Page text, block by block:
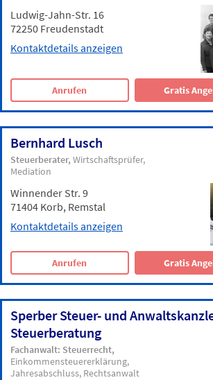
Ludwig-Jahn-Str. 16
72250 Freudenstadt
Kontaktdetails anzeigen
Anrufen Gratis
Bernhard Lusch
Steuerberater Wirtschaftsprüfer
Mediation
Winnender Str. 9
71404 Korb, Remstal
Kontaktdetails anzeigen
Anrufen Gratis
Sperber Steuer- und
Steuerberatung
Fachanwalt: Steuerrecht
Einkommensteuererklärung
Jahresabschluss Rechtsanwalt